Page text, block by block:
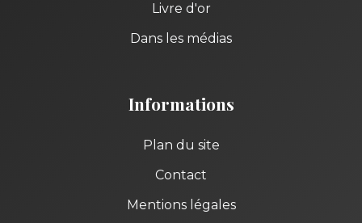
Livre d'or
Dans les médias
Informations
Plan du site
Contact
Mentions légales